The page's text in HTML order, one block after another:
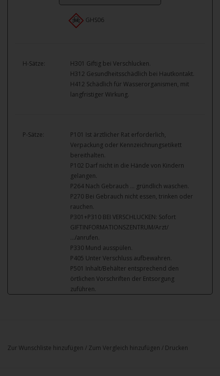
GHS06
H-Sätze:
H301 Giftig bei Verschlucken.
H312 Gesundheitsschädlich bei Hautkontakt.
H412 Schädlich für Wasserorganismen, mit
langfristiger Wirkung.
P-Sätze:
P101 Ist ärztlicher Rat erforderlich,
Verpackung oder Kennzeichnungsetikett
bereithalten.
P102 Darf nicht in die Hände von Kindern
gelangen.
P264 Nach Gebrauch … gründlich waschen.
P270 Bei Gebrauch nicht essen, trinken oder
rauchen.
P301+P310 BEI VERSCHLUCKEN: Sofort
GIFTINFORMATIONSZENTRUM/Arzt/
…/anrufen.
P330 Mund ausspülen.
P405 Unter Verschluss aufbewahren.
P501 Inhalt/Behälter entsprechend den
örtlichen Vorschriften der Entsorgung
zuführen.
Zur Wunschliste hinzufügen / Zum Vergleich hinzufügen / Drucken